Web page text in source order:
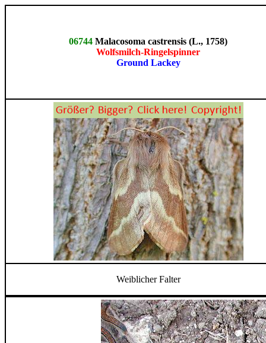
06744 Malacosoma castrensis (L., 1758)
Wolfsmilch-Ringelspinner
Ground Lackey
Weiblicher Falter